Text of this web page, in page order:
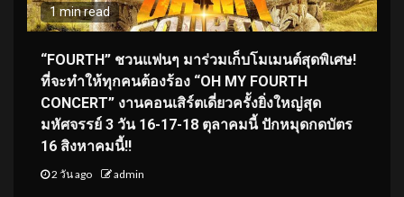
1 min read
“FOURTH” ชวนแฟนๆ มาร่วมเก็บโมเมนต์สุดพิเศษ!
ที่จะทำให้ทุกคนต้องร้อง “OH MY FOURTH
CONCERT” งานคอนเสิร์ตเดี่ยวครั้งยิ่งใหญ่สุด
มหัศจรรย์ 3 วัน 16-17-18 ตุลาคมนี้ ปักหมุดกดบัตร
16 สิงหาคมนี้!!
2 วัน ago admin